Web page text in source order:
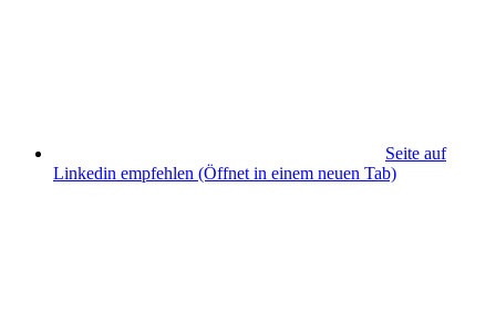
Seite auf
Linkedin empfehlen (Öffnet in einem neuen Tab)